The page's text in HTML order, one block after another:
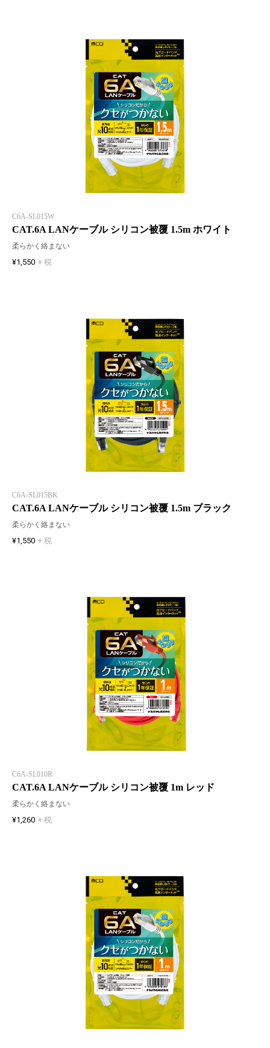
C6A-SL015W
CAT.6A LANケーブル シリコン被覆 1.5m ホワイト
柔らかく絡まない
¥1,550 + 税
C6A-SL015BK
CAT.6A LANケーブル シリコン被覆 1.5m ブラック
柔らかく絡まない
¥1,550 + 税
C6A-SL010R
CAT.6A LANケーブル シリコン被覆 1m レッド
柔らかく絡まない
¥1,260 + 税